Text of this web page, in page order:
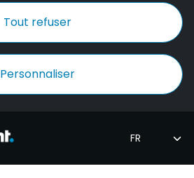
Tout refuser
Personnaliser
Accueil Onepoint